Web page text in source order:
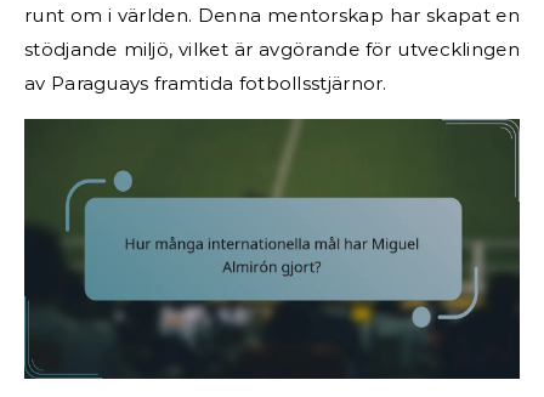
runt om i världen. Denna mentorskap har skapat en
stödjande miljö, vilket är avgörande för utvecklingen
av Paraguays framtida fotbollsstjärnor.